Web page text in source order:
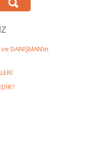
DANIŞMAN’ın